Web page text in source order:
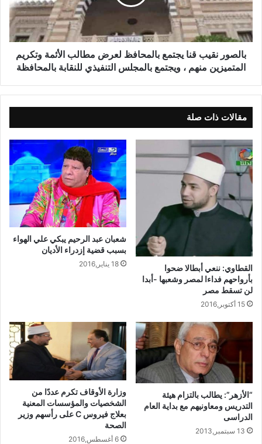
بالصور نقيب قنا يجتمع بالمحافظ لعرض مطالب الأئمة وتكريم
المتميزين منهم ، ويجتمع بالمجلس التنفيذي للنقابة بالمحافظة
مقالات ذات صلة
القطاوي: ننعي أبطالا ضحوا
بأرواحهم فداءا لمصر وشعبها -أبدا
لن تسقط مصر
15 أكتوبر,2016
شعبان عبد الرحيم يبكي علي الهواء
بسبب قضية إزدراء الأديان
18 يناير,2016
“الأزهر”: يطالب بالتزام هيئة
التدريس ومعاونيهم مع بداية العام
الدراسى
13 سبتمبر,2013
وزارة الأوقاف تكرم عددًا من
الشخصيات والمؤسسات المعنية
بعلاج فيروس C على رأسهم وزير
الصحة
6 أغسطس,2016